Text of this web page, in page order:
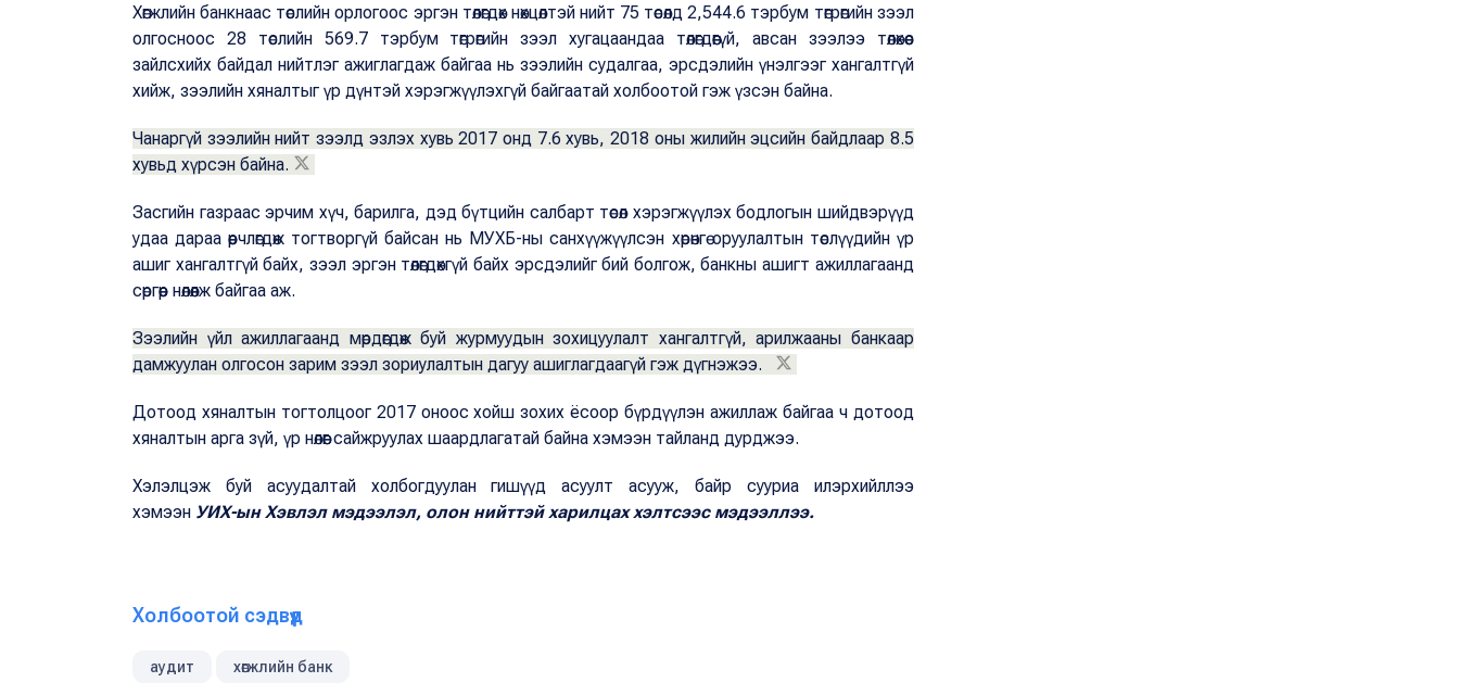
Хөгжлийн банкнаас төслийн орлогоос эргэн төлөгдөх нөхцөлтэй нийт 75 төсөлд 2,544.6 тэрбум төгрөгийн зээл
олгосноос 28 төслийн 569.7 тэрбум төгрөгийн зээл хугацаандаа төлөгдөөгүй, авсан зээлээ төлөхөөс
зайлсхийх байдал нийтлэг ажиглагдаж байгаа нь зээлийн судалгаа, эрсдэлийн үнэлгээг хангалтгүй
хийж, зээлийн хяналтыг үр дүнтэй хэрэгжүүлэхгүй байгаатай холбоотой гэж үзсэн байна.
Чанаргүй зээлийн нийт зээлд эзлэх хувь 2017 онд 7.6 хувь, 2018 оны жилийн эцсийн байдлаар 8.5
хувьд хүрсэн байна.
Засгийн газраас эрчим хүч, барилга, дэд бүтцийн салбарт төсөл хэрэгжүүлэх бодлогын шийдвэрүүд
удаа дараа өөрчлөгдөж тогтворгүй байсан нь МУХБ-ны санхүүжүүлсэн хөрөнгө оруулалтын төслүүдийн үр
ашиг хангалтгүй байх, зээл эргэн төлөгдөхгүй байх эрсдэлийг бий болгож, банкны ашигт ажиллагаанд
сөргөөр нөлөөлж байгаа аж.
Зээлийн үйл ажиллагаанд мөрдөгдөж буй журмуудын зохицуулалт хангалтгүй, арилжааны банкаар
дамжуулан олгосон зарим зээл зориулалтын дагуу ашиглагдаагүй гэж дүгнэжээ.
Дотоод хяналтын тогтолцоог 2017 оноос хойш зохих ёсоор бүрдүүлэн ажиллаж байгаа ч дотоод
хяналтын арга зүй, үр нөлөөг сайжруулах шаардлагатай байна хэмээн тайланд дурджээ.
Хэлэлцэж буй асуудалтай холбогдуулан гишүүд асуулт асууж, байр сууриа илэрхийллээ
хэмээн УИХ-ын Хэвлэл мэдээлэл, олон нийттэй харилцах хэлтсээс мэдээллээ.
Холбоотой сэдвүүд
аудит хөгжлийн банк